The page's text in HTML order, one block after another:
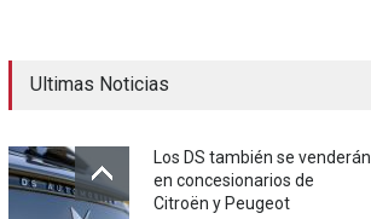
Ultimas Noticias
Los DS también se venderán
en concesionarios de
Citroën y Peugeot